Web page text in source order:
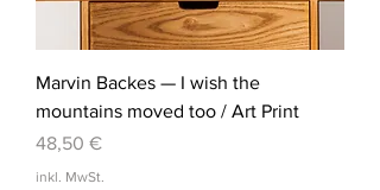
Marvin Backes — I wish the
mountains moved too / Art Print
Preis
48,50 €
inkl. MwSt.